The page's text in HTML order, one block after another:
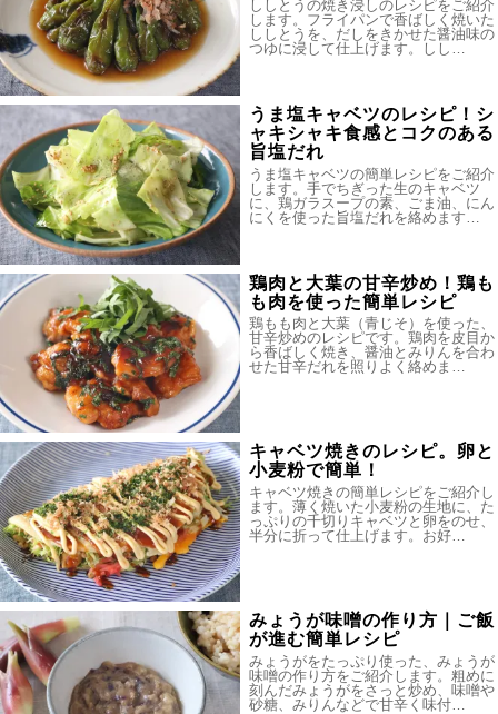
ししとうの焼き浸しのレシピをご紹介
します。フライパンで香ばしく焼いた
ししとうを、だしをきかせた醤油味の
つゆに浸して仕上げます。しし…
うま塩キャベツのレシピ！シ
ャキシャキ食感とコクのある
旨塩だれ
うま塩キャベツの簡単レシピをご紹介
します。手でちぎった生のキャベツ
に、鶏ガラスープの素、ごま油、にん
にくを使った旨塩だれを絡めます…
鶏肉と大葉の甘辛炒め！鶏も
も肉を使った簡単レシピ
鶏もも肉と大葉（青じそ）を使った、
甘辛炒めのレシピです。鶏肉を皮目か
ら香ばしく焼き、醤油とみりんを合わ
せた甘辛だれを照りよく絡めま…
キャベツ焼きのレシピ。卵と
小麦粉で簡単！
キャベツ焼きの簡単レシピをご紹介し
ます。薄く焼いた小麦粉の生地に、た
っぷりの千切りキャベツと卵をのせ、
半分に折って仕上げます。お好…
みょうが味噌の作り方｜ご飯
が進む簡単レシピ
みょうがをたっぷり使った、みょうが
味噌の作り方をご紹介します。粗めに
刻んだみょうがをさっと炒め、味噌や
砂糖、みりんなどで甘辛く味付…